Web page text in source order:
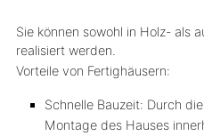
Sie können sowohl in Holz- als
realisiert werden.
Vorteile von Fertighäusern:
Schnelle Bauzeit: Durch
Montage des Hauses